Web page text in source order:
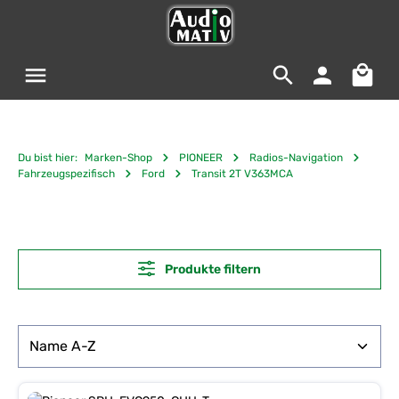
Du bist hier: Marken-Shop PIONEER
Radios-Navigation
Fahrzeugspezifisch
Ford Transit 2T V363MCA
Produkte filtern